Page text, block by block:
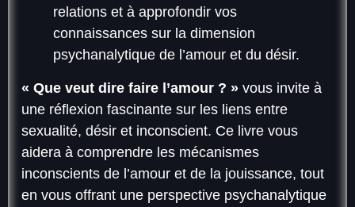
relations et à approfondir vos
connaissances sur la dimension
psychanalytique de l’amour et du désir.
« Que veut dire faire l’amour ? » vous invite à
une réflexion fascinante sur les liens entre
sexualité, désir et inconscient. Ce livre vous
aidera à comprendre les mécanismes
inconscients de l’amour et de la jouissance, tout
en vous offrant une perspective psychanalytique